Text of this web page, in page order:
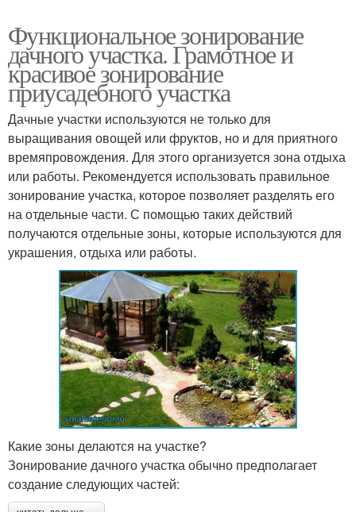
Функциональное зонирование
дачного участка. Грамотное и
красивое зонирование
приусадебного участка
Дачные участки используются не только для
выращивания овощей или фруктов, но и для приятного
времяпровождения. Для этого организуется зона отдыха
или работы. Рекомендуется использовать правильное
зонирование участка, которое позволяет разделять его
на отдельные части. С помощью таких действий
получаются отдельные зоны, которые используются для
украшения, отдыха или работы.
Какие зоны делаются на участке?
Зонирование дачного участка обычно предполагает
создание следующих частей: